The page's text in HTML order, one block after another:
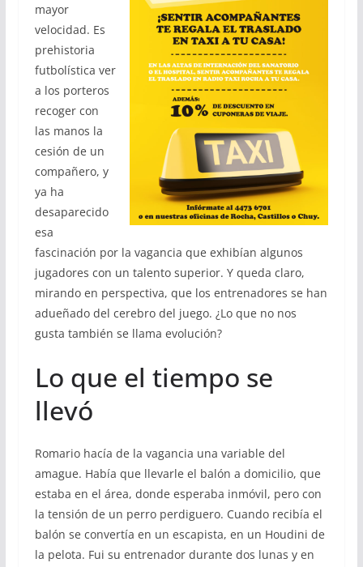
mayor
velocidad. Es
prehistoria
futbolística ver
a los porteros
recoger con
las manos la
cesión de un
compañero, y
ya ha
desaparecido
esa
fascinación por la vagancia que exhibían algunos
jugadores con un talento superior. Y queda claro,
mirando en perspectiva, que los entrenadores se han
adueñado del cerebro del juego. ¿Lo que no nos
gusta también se llama evolución?
Lo que el tiempo se
llevó
Romario hacía de la vagancia una variable del
amague. Había que llevarle el balón a domicilio, que
estaba en el área, donde esperaba inmóvil, pero con
la tensión de un perro perdiguero. Cuando recibía el
balón se convertía en un escapista, en un Houdini de
la pelota. Fui su entrenador durante dos lunas y en